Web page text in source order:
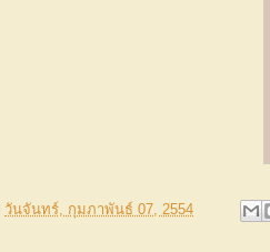
วันจันทร์, กุมภาพันธ์ 07, 2554